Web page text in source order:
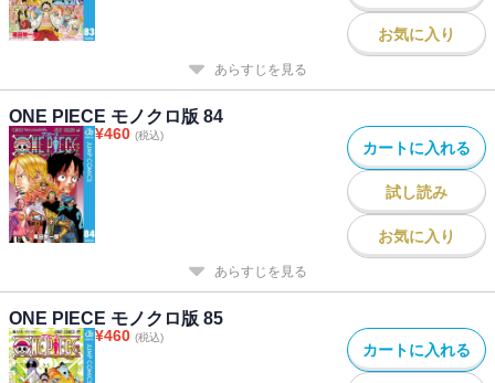
お気に入り
あらすじを見る
ONE PIECE モノクロ版 84
¥460 (税込)
カートに入れる
試し読み
お気に入り
あらすじを見る
ONE PIECE モノクロ版 85
¥460 (税込)
カートに入れる